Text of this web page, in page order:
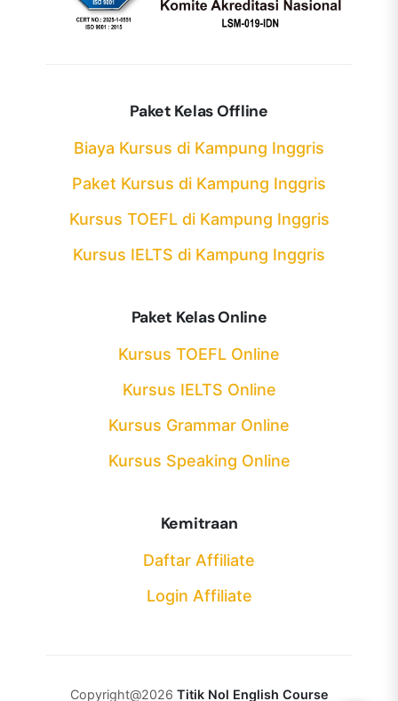
Paket Kelas Offline
Biaya Kursus di Kampung Inggris
Paket Kursus di Kampung Inggris
Kursus TOEFL di Kampung Inggris
Kursus IELTS di Kampung Inggris
Paket Kelas Online
Kursus TOEFL Online
Kursus IELTS Online
Kursus Grammar Online
Kursus Speaking Online
Kemitraan
Daftar Affiliate
Login Affiliate
Copyright@2026 Titik Nol English Course